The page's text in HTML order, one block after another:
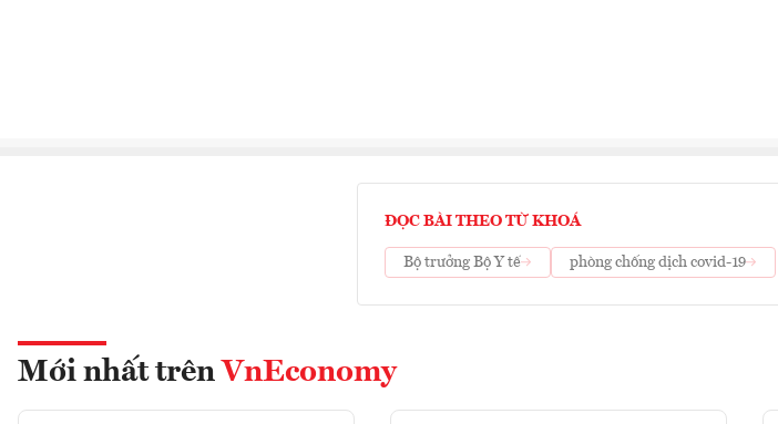
ĐỌC BÀI THEO TỪ KHOÁ
Bộ trưởng Bộ Y tế phòng chống dịch covid-19
Mới nhất trên VnEconomy